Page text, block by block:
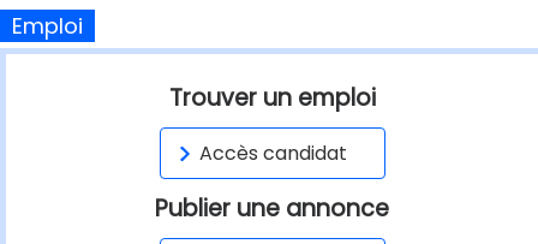
Emploi
Trouver un emploi
Accès candidat
Publier une annonce